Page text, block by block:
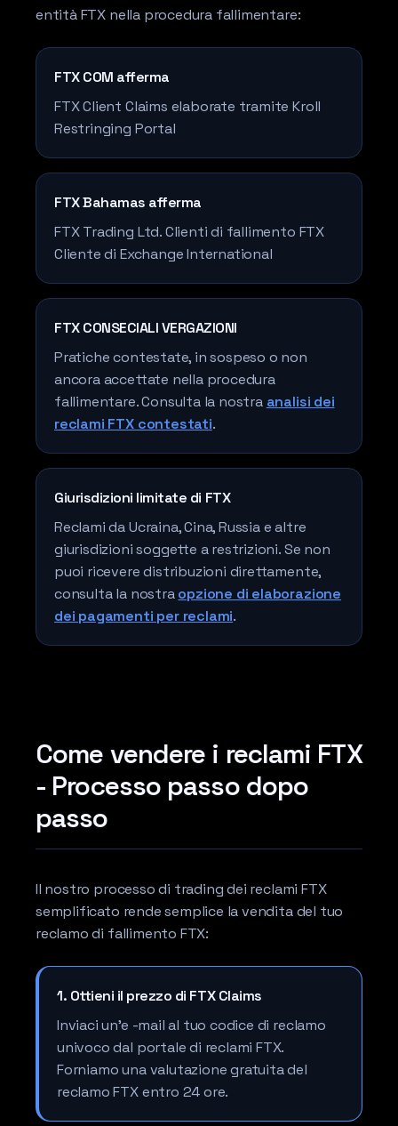
entità FTX nella procedura fallimentare:
FTX COM afferma
FTX Client Claims elaborate tramite Kroll
Restringing Portal
FTX Bahamas afferma
FTX Trading Ltd. Clienti di fallimento FTX
Cliente di Exchange International
FTX CONSECIALI VERGAZIONI
Pratiche contestate, in sospeso o non
ancora accettate nella procedura
fallimentare. Consulta la nostra analisi dei
reclami FTX contestati.
Giurisdizioni limitate di FTX
Reclami da Ucraina, Cina, Russia e altre
giurisdizioni soggette a restrizioni. Se non
puoi ricevere distribuzioni direttamente,
consulta la nostraopzione di elaborazione
dei pagamenti per reclami.
Come vendere i reclami FTX
- Processo passo dopo
passo
Il nostro processo di trading dei reclami FTX
semplificato rende semplice la vendita del tuo
reclamo di fallimento FTX:
1. Ottieni il prezzo di FTX Claims
Inviaci un'e -mail al tuo codice di reclamo
univoco dal portale di reclami FTX.
Forniamo una valutazione gratuita del
reclamo FTX entro 24 ore.